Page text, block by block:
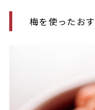
梅を使ったお